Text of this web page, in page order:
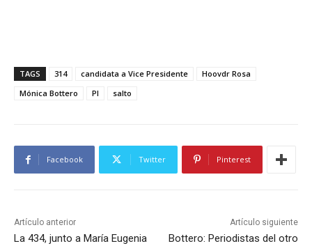
TAGS 314 candidata a Vice Presidente
Hoovdr Rosa
Mónica Bottero
PI salto
Facebook Twitter Pinterest
Artículo anterior
La 434, junto a María Eugenia
Artículo siguiente
Bottero: Periodistas del otro